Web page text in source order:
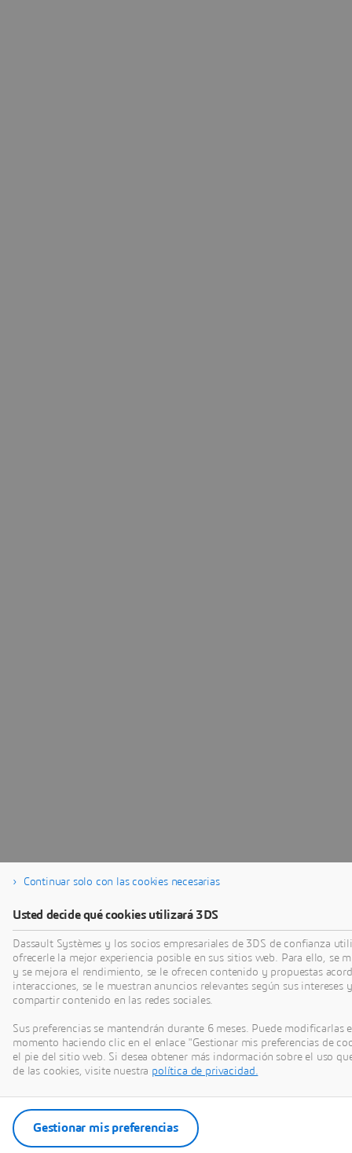
Continuar solo con las cookies necesarias
Usted decide qué cookies utilizará 3DS
Dassault Systèmes y los socios empresariales de 3DS de confianza
ofrecerle la mejor experiencia posible en sus sitios web. Para ello, se
y se mejora el rendimiento, se le ofrecen contenido y propuestas
interacciones, se le muestran anuncios relevantes según sus intereses
compartir contenido en las redes sociales.
Sus preferencias se mantendrán durante 6 meses. Puede modificarlas
momento haciendo clic en el enlace "Gestionar mis preferencias de
el pie del sitio web. Si desea obtener más indormación sobre el uso
de las cookies, visite nuestra política de privacidad.
Gestionar mis preferencias